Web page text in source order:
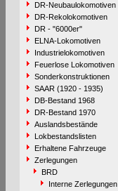
DR-Neubaulokomotiven
DR-Rekolokomotiven
DR - "6000er"
ELNA-Lokomotiven
Industrielokomotiven
Feuerlose Lokomotiven
Sonderkonstruktionen
SAAR (1920 - 1935)
DB-Bestand 1968
DR-Bestand 1970
Auslandsbestände
Lokbestandslisten
Erhaltene Fahrzeuge
Zerlegungen
BRD
Interne Zerlegungen